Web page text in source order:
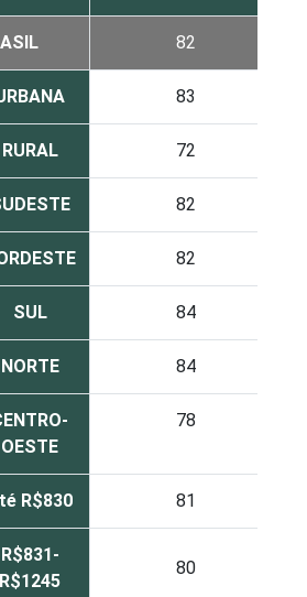
82
83
RURAL 72
82
82
SUL 84
NORTE 84
OESTE
78
R$830 81
R$831-
R$1245
80